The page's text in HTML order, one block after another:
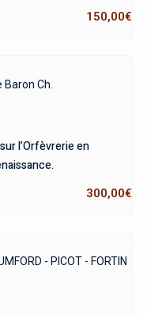
150,00€
Baron Ch.
l’Orfèvrerie en
300,00€
- PICOT - FORTIN